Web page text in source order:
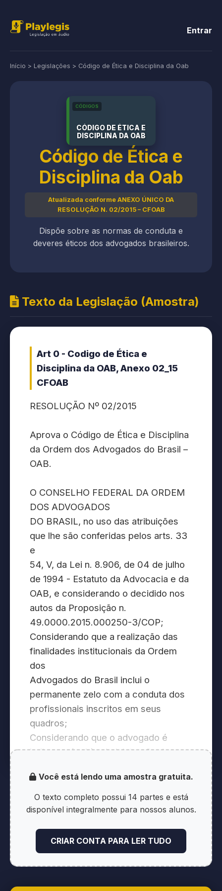
Entrar
Início > Legislações > Código de Ética e Disciplina da Oab
CÓDIGOS
CÓDIGO DE ÉTICA E
DISCIPLINA DA OAB
Código de Ética e
Disciplina da Oab
Atualizada conforme ANEXO ÚNICO DA
RESOLUÇÃO N. 02/2015 – CFOAB
Dispõe sobre as normas de conduta e
deveres éticos dos advogados brasileiros.
Texto da Legislação (Amostra)
Art 0 - Codigo de Ética e
Disciplina da OAB, Anexo 02_15
CFOAB
RESOLUÇÃO Nº 02/2015
Aprova o Código de Ética e Disciplina
da Ordem dos Advogados do Brasil –
OAB.
O CONSELHO FEDERAL DA ORDEM
DOS ADVOGADOS
DO BRASIL, no uso das atribuições
que lhe são conferidas pelos arts. 33
e
54, V, da Lei n. 8.906, de 04 de julho
de 1994 - Estatuto da Advocacia e da
OAB, e considerando o decidido nos
autos da Proposição n.
49.0000.2015.000250-3/COP;
Considerando que a realização das
finalidades institucionais da Ordem
dos
Advogados do Brasil inclui o
permanente zelo com a conduta dos
profissionais inscritos em seus
quadros;
Considerando que o advogado é
indispensável à administração da
devendo guardar atuação compatível
com a elevada função social que
exerce, velando pela observância dos
exercício de sua profissão;
Considerando que as mudanças na
dinâmica social exigem a inovação na
Você está lendo uma amostra gratuita.
O texto completo possui 14 partes e está
disponível integralmente para nossos alunos.
CRIAR CONTA PARA LER TUDO